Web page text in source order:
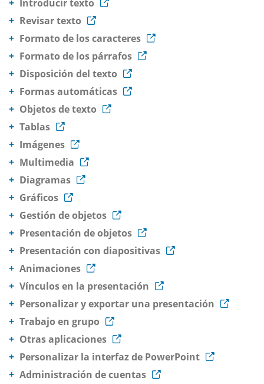
Introducir texto
Revisar texto
Formato de los caracteres
Formato de los párrafos
Disposición del texto
Formas automáticas
Objetos de texto
Tablas
Imágenes
Multimedia
Diagramas
Gráficos
Gestión de objetos
Presentación de objetos
Presentación con diapositivas
Animaciones
Vínculos en la presentación
Personalizar y exportar una presentación
Trabajo en grupo
Otras aplicaciones
Personalizar la interfaz de PowerPoint
Administración de cuentas